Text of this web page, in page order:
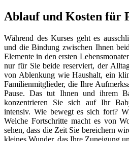
Ablauf und Kosten für
Während des Kurses geht es
und die Bindung zwischen Ihnen
Elemente in den ersten
nur für Sie beide reserviert, der
von Ablenkung wie Haushalt, ein
Familienmitglieder, die Ihre
Pause. Das tut Ihnen und ihrem
konzentrieren Sie sich auf Ihr
intensiv. Wie bewegt es sich fort?
Welche Fortschritte macht es von
sehen, dass die Zeit Sie bereichern